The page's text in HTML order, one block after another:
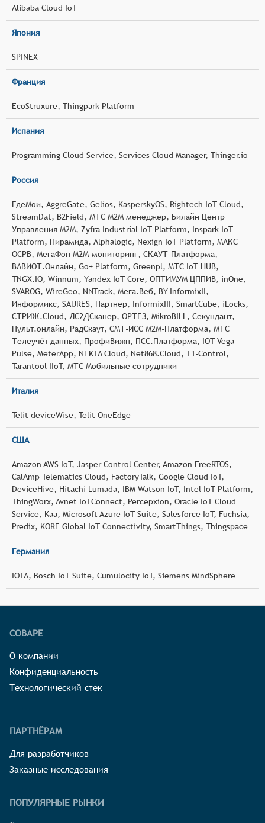
Alibaba Cloud IoT
Япония
SPINEX
Франция
EcoStruxure, Thingpark Platform
Испания
Programming Cloud Service, Services Cloud Manager, Thinger.io
Россия
ГдеМои, AggreGate, Gelios, KasperskyOS, Rightech IoT Cloud,
StreamDat, B2Field, МТС М2М менеджер, Билайн Центр
Управления М2М, Zyfra Industrial IoT Platform, Inspark IoT
Platform, Пирамида, Alphalogic, Nexign IoT Platform, МАКС
ОСРВ, МегаФон М2М-мониторинг, СКАУТ-Платформа,
ВАВИОТ.Онлайн, Go+ Platform, Greenpl, МТС IoT HUB,
TNGX.IO, Winnum, Yandex IoT Core, ОПТИМУМ ЦППИВ, inOne,
SVAROG, WireGeo, NNTrack, Мега.Веб, BY-InformixII,
Информикс, SAURES, Партнер, InformixIII, SmartCube, iLocks,
СТРИЖ.Cloud, ЛС2ДСканер, ОРТЕЗ, MikroBILL, Секундант,
Пульт.онлайн, РадСкаут, СМТ-ИСС М2М-Платформа, МТС
Телеучёт данных, ПрофиВижн, ПСС.Платформа, IOT Vega
Pulse, MeterApp, NEKTA Cloud, Net868.Cloud, T1-Control,
Tarantool IIoT, МТС Мобильные сотрудники
Италия
Telit deviceWise, Telit OneEdge
США
Amazon AWS IoT, Jasper Control Center, Amazon FreeRTOS,
CalAmp Telematics Cloud, FactoryTalk, Google Cloud IoT,
DeviceHive, Hitachi Lumada, IBM Watson IoT, Intel IoT Platform,
ThingWorx, Avnet IoTConnect, Percepxion, Oracle IoT Cloud
Service, Kaa, Microsoft Azure IoT Suite, Salesforce IoT, Fuchsia,
Predix, KORE Global IoT Connectivity, SmartThings, Thingspace
Германия
IOTA, Bosch IoT Suite, Cumulocity IoT, Siemens MindSphere
СОВАРЕ
О компании
Конфиденциальность
Технологический стек
ПАРТНЁРАМ
Для разработчиков
Заказные исследования
ПОПУЛЯРНЫЕ РЫНКИ